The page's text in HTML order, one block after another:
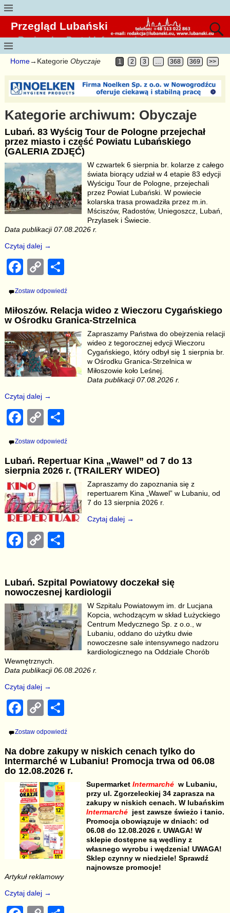
Przegląd Lubański
Regionalny Portal Informacyjny
Home→Kategorie Obyczaje 1 2 3 … 368 369 >>
Kategorie archiwum: Obyczaje
Lubań. 83 Wyścig Tour de Pologne przejechał
przez miasto i część Powiatu Lubańskiego
(GALERIA ZDJĘĆ)
W czwartek 6 sierpnia br. kolarze z całego
świata biorący udział w 4 etapie 83 edycji
Wyścigu Tour de Pologne, przejechali
przez Powiat Lubański. W powiecie
kolarska trasa prowadziła przez m.in.
Mściszów, Radostów, Uniegoszcz, Lubań,
Przylasek i Świecie.
Data publikacji 07.08.2026 r.
Czytaj dalej →
F
a
e
b
o
o
k
C
p
y
Li
n
k
h
e
Zostaw odpowiedź
Miłoszów. Relacja wideo z Wieczoru Cygańskiego
w Ośrodku Granica-Strzelnica
Zapraszamy Państwa do obejrzenia relacji
wideo z tegorocznej edycji Wieczoru
Cygańskiego, który odbył się 1 sierpnia br.
w Ośrodku Granica-Strzelnica w
Miłoszowie koło Leśnej.
Data publikacji 07.08.2026 r.
Czytaj dalej →
F
a
e
b
o
o
k
C
p
y
Li
n
k
h
e
Zostaw odpowiedź
Lubań. Repertuar Kina „Wawel” od 7 do 13
sierpnia 2026 r. (TRAILERY WIDEO)
Zapraszamy do zapoznania się z
repertuarem Kina „Wawel” w Lubaniu, od
7 do 13 sierpnia 2026 r.
Czytaj dalej →
F
e
b
o
o
k
C
y
Li
n
k
e
Lubań. Szpital Powiatowy doczekał się
nowoczesnej kardiologii
W Szpitalu Powiatowym im. dr Lucjana
Kopcia, wchodzącym w skład Łużyckiego
Centrum Medycznego Sp. z o.o., w
Lubaniu, oddano do użytku dwie
nowoczesne sale intensywnego nadzoru
kardiologicznego na Oddziale Chorób
Wewnętrznych.
Data publikacji 06.08.2026 r.
Czytaj dalej →
F
a
e
b
o
o
k
C
p
y
Li
n
k
h
e
Zostaw odpowiedź
Na dobre zakupy w niskich cenach tylko do
Intermarché w Lubaniu! Promocja trwa od 06.08
do 12.08.2026 r.
Supermarket Intermarchéw Lubaniu,
przy ul. Zgorzeleckiej 34 zaprasza na
zakupy w niskich cenach. W lubańskim
Intermarché jest zawsze świeżo i tanio.
Promocja obowiązuje w dniach: od
06.08 do 12.08.2026 r. UWAGA! W
sklepie dostępne są wędliny z
własnego wyrobu i wędzenia! UWAGA!
Sklep czynny w niedziele! Sprawdź
najnowsze promocje!
Artykuł reklamowy
Czytaj dalej →